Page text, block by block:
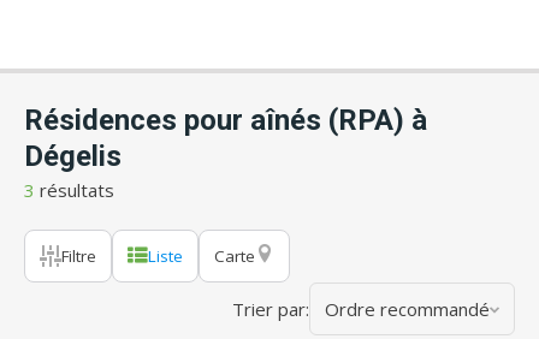
Résidences pour aînés (RPA) à
Dégelis
3 résultats
Filtre Liste Carte
Trier par: Ordre recommandé